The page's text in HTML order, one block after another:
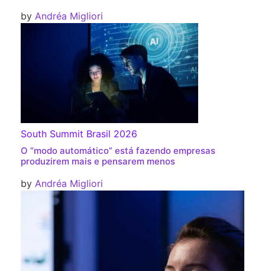
by Andréa Migliori
South Summit Brasil 2026
O “modo automático” está fazendo empresas
produzirem mais e pensarem menos
by Andréa Migliori